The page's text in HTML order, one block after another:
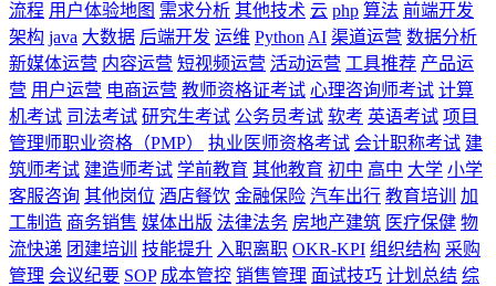
流程 用户体验地图 需求分析 其他技术 云 php 算法 前端开发
架构 java 大数据 后端开发 运维 Python AI 渠道运营 数据分析
新媒体运营 内容运营 短视频运营 活动运营 工具推荐 产品运
营 用户运营 电商运营 教师资格证考试 心理咨询师考试 计算
机考试 司法考试 研究生考试 公务员考试 软考 英语考试 项目
管理师职业资格（PMP）
执业医师资格考试 会计职称考试 建
筑师考试 建造师考试 学前教育 其他教育 初中 高中 大学 小学
客服咨询 其他岗位 酒店餐饮 金融保险 汽车出行 教育培训
加
工制造 商务销售 媒体出版 法律法务 房地产建筑 医疗保健 物
流快递 团建培训 技能提升 入职离职 OKR-KPI 组织结构 采购
管理 会议纪要 SOP 成本管控 销售管理 面试技巧 计划总结 综